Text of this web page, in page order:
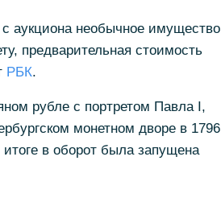
аукциона необычное имущество
предварительная стоимость
РБК.
рубле с портретом Павла I,
монетном дворе в 1796
в оборот была запущена